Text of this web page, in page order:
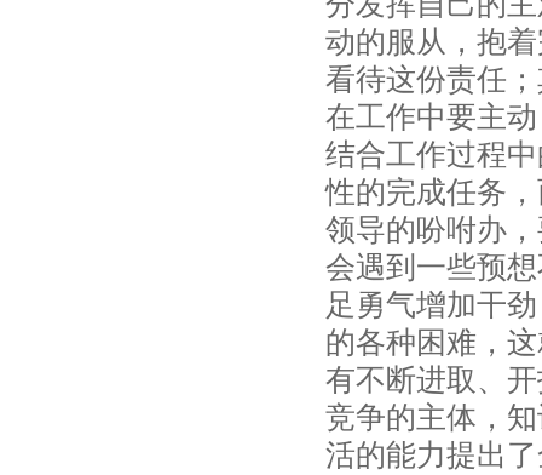
动的服从，抱
看待这份责任
在工作中要主
结合工作过程
性的完成任务
领导的吩咐办
会遇到一些预
足勇气增加干
的各种困难，
有不断进取、
竞争的主体，
活的能力提出